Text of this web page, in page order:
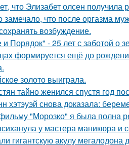
что Элизабет олсен
что после оргазма
возбуждение.
Порядок" - 25 лет с заботой о
формируется ещё до
золото выиграла.
тайно женился спустя год
хэтэуэй снова доказала:
"Морозко" я была полна
у мастера маникюра и
гигантскую акулу